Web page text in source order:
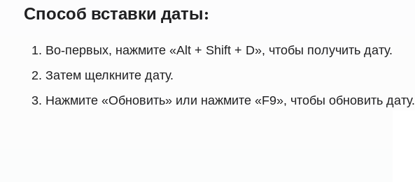
Способ вставки даты:
Во-первых, нажмите «Alt + Shift + D», чтобы получить дату.
Затем щелкните дату.
Нажмите «Обновить» или нажмите «F9», чтобы обновить дату.